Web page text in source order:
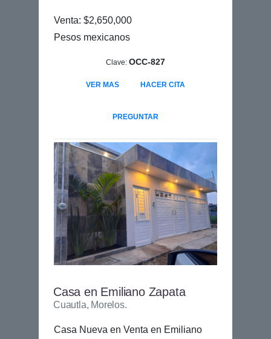
Venta: $2,650,000
Pesos mexicanos
Clave: OCC-827
VER MAS HACER CITA
PREGUNTAR
Casa en Emiliano Zapata
Cuautla, Morelos.
Casa Nueva en Venta en Emiliano